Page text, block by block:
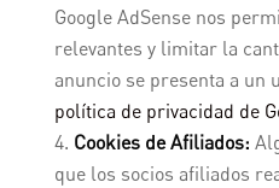
Google AdSense nos
relevantes y limitar la
anuncio se presenta a un
política de privacidad de
Cookies de Afiliados:
que los socios afiliados